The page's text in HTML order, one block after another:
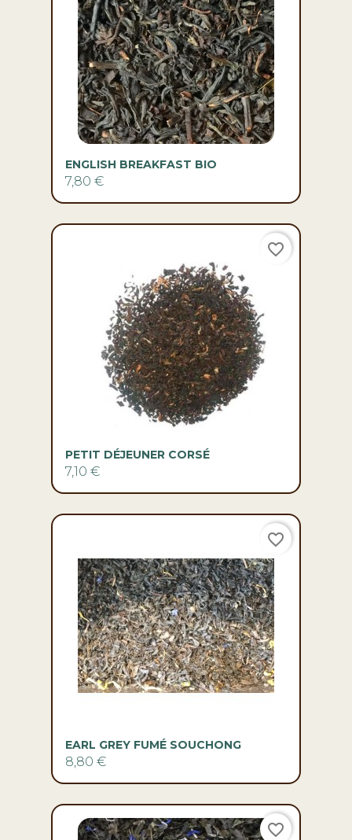
ENGLISH BREAKFAST BIO
7,80 €
PETIT DÉJEUNER CORSÉ
7,10 €
favorite_border
EARL GREY FUMÉ SOUCHONG
8,80 €
favorite_border
favorite_border